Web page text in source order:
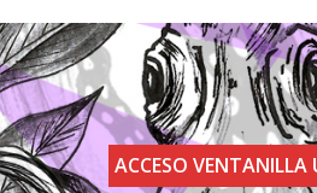
ACCESO VENTANILLA